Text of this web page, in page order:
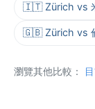
🇮🇹 Zürich vs
🇬🇧 Zürich vs
瀏覽其他比較：